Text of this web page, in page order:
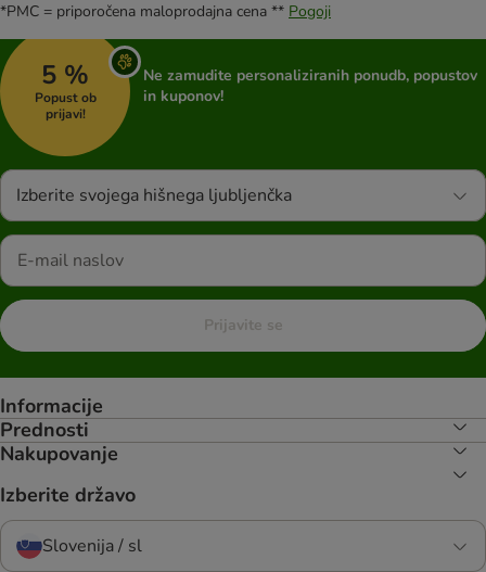
*PMC = priporočena maloprodajna cena ** Pogoji
5 %
Popust ob
prijavi!
Ne zamudite personaliziranih ponudb, popustov
in kuponov!
Izberite svojega hišnega ljubljenčka
Prijavite se
Informacije
Prednosti
Nakupovanje
Izberite državo
Slovenija / sl